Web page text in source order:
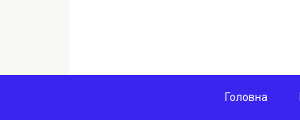
Головна